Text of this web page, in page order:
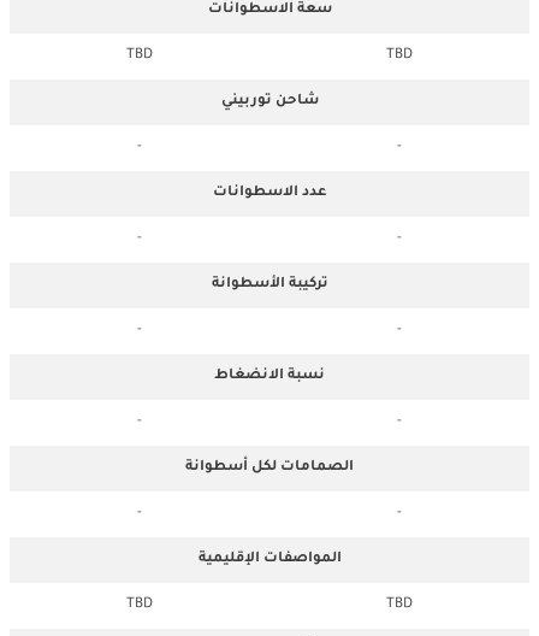
سعة الاسطوانات
TBD
TBD
شاحن توربيني
-
-
عدد الاسطوانات
-
-
تركيبة الأسطوانة
-
-
نسبة الانضغاط
-
-
الصمامات لكل أسطوانة
-
-
المواصفات الإقليمية
TBD
TBD